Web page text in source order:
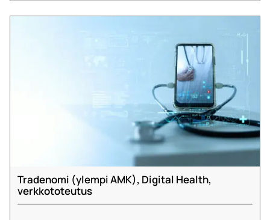
Tradenomi (ylempi AMK), Digital Health,
verkkototeutus